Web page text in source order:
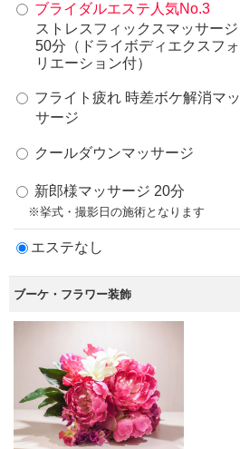
ブライダルエステ人気No.3
ストレスフィックスマッサージ
50分（ドライボディエクスフォ
リエーション付）
フライト疲れ 時差ボケ解消マッ
サージ
クールダウンマッサージ
新郎様マッサージ 20分
※挙式・撮影日の施術となります
エステなし
ブーケ・フラワー装飾